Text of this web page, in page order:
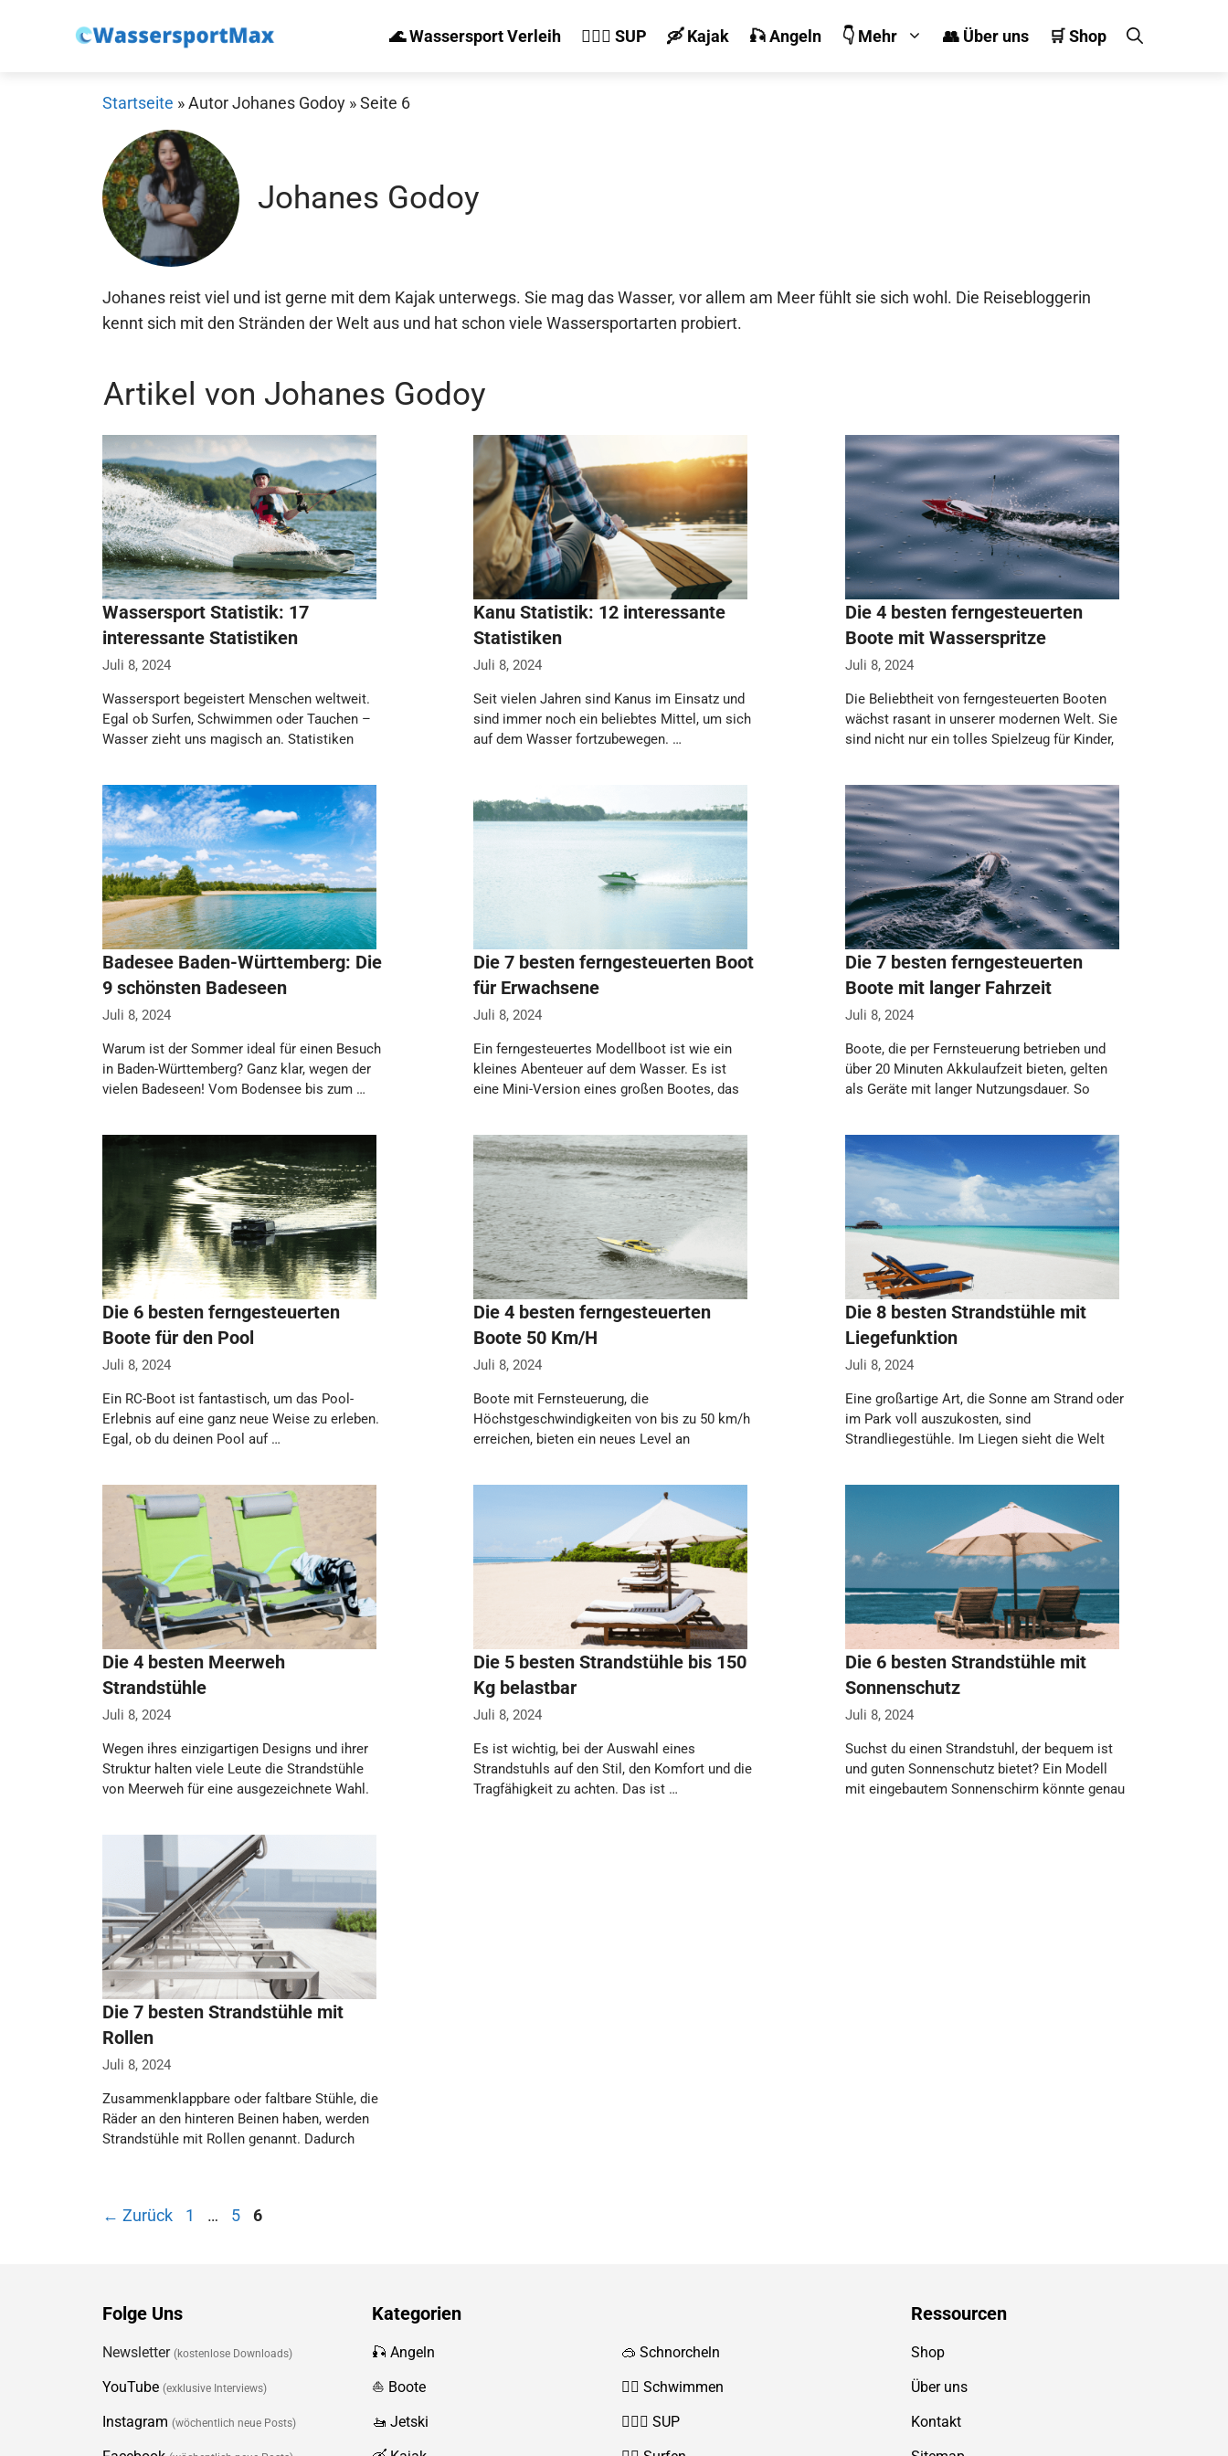
🌊 Wassersport Verleih 🏄‍♀️🛶 SUP 🛶 Kajak 🎣 Angeln 👇 Mehr 👥 Über uns 🛒 Shop
Startseite »Autor Johanes Godoy »Seite 6
Johanes Godoy
Johanes reist viel und ist gerne mit dem Kajak unterwegs. Sie mag das Wasser, vor allem am Meer fühlt sie sich wohl. Die Reisebloggerin
kennt sich mit den Stränden der Welt aus und hat schon viele Wassersportarten probiert.
Artikel von Johanes Godoy
Juli 8, 2024
Wassersport Statistik: 17
interessante Statistiken
Wassersport begeistert Menschen weltweit.
Egal ob Surfen, Schwimmen oder Tauchen –
Wasser zieht uns magisch an. Statistiken
Weiterlesen…
Juli 8, 2024
Kanu Statistik: 12 interessante
Statistiken
Seit vielen Jahren sind Kanus im Einsatz und
sind immer noch ein beliebtes Mittel, um sich
auf dem Wasser fortzubewegen. …
Juli 8, 2024
Die 4 besten ferngesteuerten
Boote mit Wasserspritze
Die Beliebtheit von ferngesteuerten Booten
wächst rasant in unserer modernen Welt. Sie
sind nicht nur ein tolles Spielzeug für Kinder,
Weiterlesen…
Juli 8, 2024
Badesee Baden-Württemberg: Die
9 schönsten Badeseen
Warum ist der Sommer ideal für einen Besuch
in Baden-Württemberg? Ganz klar, wegen der
vielen Badeseen! Vom Bodensee bis zum …
Weiterlesen…
Juli 8, 2024
Die 7 besten ferngesteuerten Boot
für Erwachsene
Ein ferngesteuertes Modellboot ist wie ein
kleines Abenteuer auf dem Wasser. Es ist
eine Mini-Version eines großen Bootes, das
Weiterlesen…
Juli 8, 2024
Die 7 besten ferngesteuerten
Boote mit langer Fahrzeit
Boote, die per Fernsteuerung betrieben und
über 20 Minuten Akkulaufzeit bieten, gelten
als Geräte mit langer Nutzungsdauer. So
Weiterlesen…
Juli 8, 2024
Die 6 besten ferngesteuerten
Boote für den Pool
Ein RC-Boot ist fantastisch, um das Pool-
Erlebnis auf eine ganz neue Weise zu erleben.
Egal, ob du deinen Pool auf …
Weiterlesen…
Juli 8, 2024
Die 4 besten ferngesteuerten
Boote 50 Km/H
Boote mit Fernsteuerung, die
Höchstgeschwindigkeiten von bis zu 50 km/h
erreichen, bieten ein neues Level an
Juli 8, 2024
Die 8 besten Strandstühle mit
Liegefunktion
Eine großartige Art, die Sonne am Strand oder
im Park voll auszukosten, sind
Strandliegestühle. Im Liegen sieht die Welt
Juli 8, 2024
Die 4 besten Meerweh
Strandstühle
Wegen ihres einzigartigen Designs und ihrer
Struktur halten viele Leute die Strandstühle
von Meerweh für eine ausgezeichnete Wahl.
Weiterlesen…
Juli 8, 2024
Die 5 besten Strandstühle bis 150
Kg belastbar
Es ist wichtig, bei der Auswahl eines
Strandstuhls auf den Stil, den Komfort und die
Tragfähigkeit zu achten. Das ist …
Juli 8, 2024
Die 6 besten Strandstühle mit
Sonnenschutz
Suchst du einen Strandstuhl, der bequem ist
und guten Sonnenschutz bietet? Ein Modell
mit eingebautem Sonnenschirm könnte genau
Juli 8, 2024
Die 7 besten Strandstühle mit
Rollen
Zusammenklappbare oder faltbare Stühle, die
Räder an den hinteren Beinen haben, werden
Strandstühle mit Rollen genannt. Dadurch
Weiterlesen…
← Zurück Seite
1 … Seite
5 Seite
6
Folge Uns
Newsletter (kostenlose Downloads)
YouTube (exklusive Interviews)
Instagram (wöchentlich neue Posts)
Kategorien
🎣 Angeln
⛵️ Boote
🚤 Jetski
🥽 Schnorcheln
🏊‍♂️ Schwimmen
🏄‍♀️🛶 SUP
Ressourcen
Shop
Über uns
Kontakt